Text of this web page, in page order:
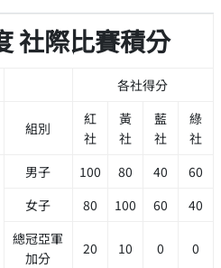
社際比賽積分
各社得分
組別
紅
社
黃
社
藍
社
綠
社
男子 100 80 40
60
女子
80 100 60
40
總冠亞軍
加分
20 10 0 0